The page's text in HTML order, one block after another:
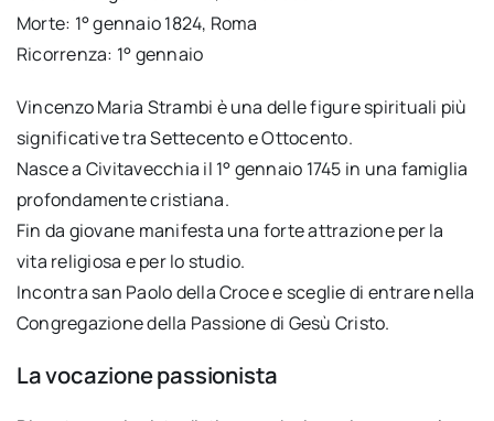
Morte: 1° gennaio 1824, Roma
Ricorrenza: 1° gennaio
Vincenzo Maria Strambi è una delle figure spirituali più
significative tra Settecento e Ottocento.
Nasce a Civitavecchia il 1° gennaio 1745 in una famiglia
profondamente cristiana.
Fin da giovane manifesta una forte attrazione per la
vita religiosa e per lo studio.
Incontra san Paolo della Croce e sceglie di entrare nella
Congregazione della Passione di Gesù Cristo.
La vocazione passionista